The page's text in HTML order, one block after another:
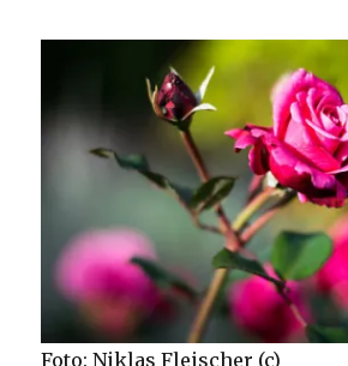
Foto: Niklas Fleischer (c)